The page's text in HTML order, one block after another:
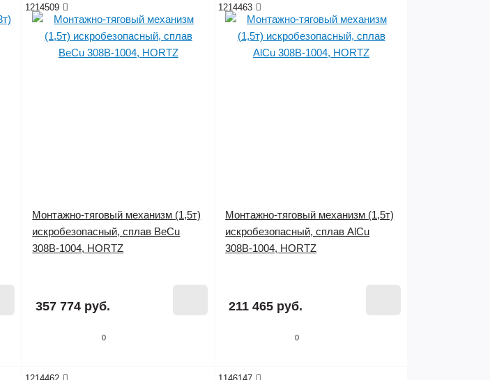
1214509
0
Монтажно-тяговый механизм (1,5т)
искробезопасный, сплав BeCu
308B-1004, HORTZ
357 774 руб.
1214463
0
Монтажно-тяговый механизм (1,5т)
искробезопасный, сплав AlCu
308B-1004, HORTZ
211 465 руб.